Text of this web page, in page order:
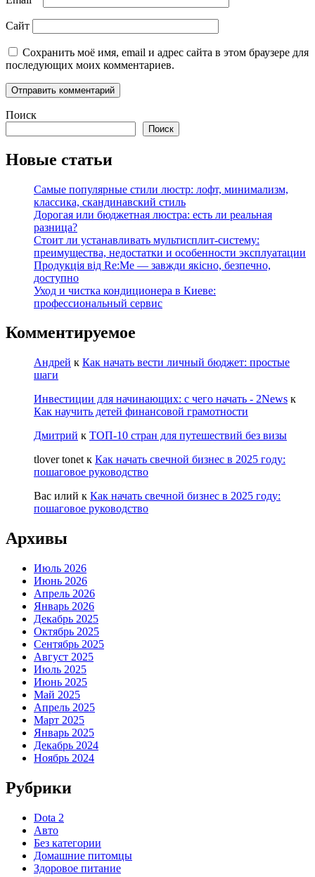
Сайт
Сохранить моё имя, email и адрес сайта в этом браузере для
последующих моих комментариев.
Поиск
Поиск
Новые статьи
Самые популярные стили люстр: лофт, минимализм,
классика, скандинавский стиль
Дорогая или бюджетная люстра: есть ли реальная
разница?
Стоит ли устанавливать мультисплит-систему:
преимущества, недостатки и особенности эксплуатации
Продукція від Re:Me — завжди якісно, безпечно,
доступно
Уход и чистка кондиционера в Киеве:
профессиональный сервис
Комментируемое
Андрей к Как начать вести личный бюджет: простые
шаги
Инвестиции для начинающих: с чего начать - 2News к
Как научить детей финансовой грамотности
Дмитрий к ТОП-10 стран для путешествий без визы
tlover tonet к Как начать свечной бизнес в 2025 году:
пошаговое руководство
Вас илий к Как начать свечной бизнес в 2025 году:
пошаговое руководство
Архивы
Июль 2026
Июнь 2026
Апрель 2026
Январь 2026
Декабрь 2025
Октябрь 2025
Сентябрь 2025
Август 2025
Июль 2025
Июнь 2025
Май 2025
Апрель 2025
Март 2025
Январь 2025
Декабрь 2024
Ноябрь 2024
Рубрики
Dota 2
Авто
Без категории
Домашние питомцы
Здоровое питание